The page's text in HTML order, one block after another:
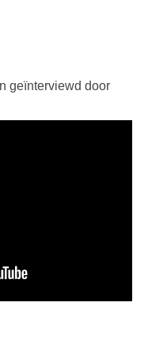
geïnterviewd door